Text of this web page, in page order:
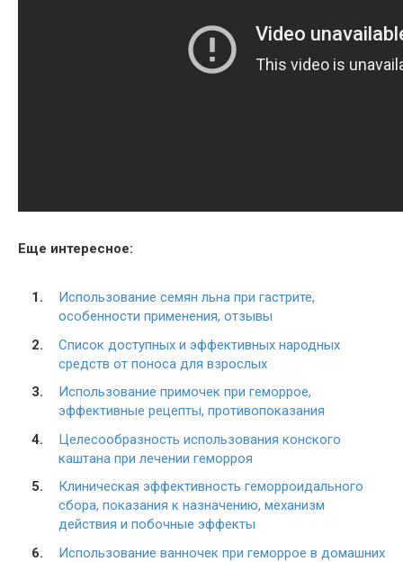
Еще интересное:
Использование семян льна при гастрите,
особенности применения, отзывы
Список доступных и эффективных народных
средств от поноса для взрослых
Использование примочек при геморрое,
эффективные рецепты, противопоказания
Целесообразность использования конского
каштана при лечении геморроя
Клиническая эффективность геморроидального
сбора, показания к назначению, механизм
действия и побочные эффекты
Использование ванночек при геморрое в домашних